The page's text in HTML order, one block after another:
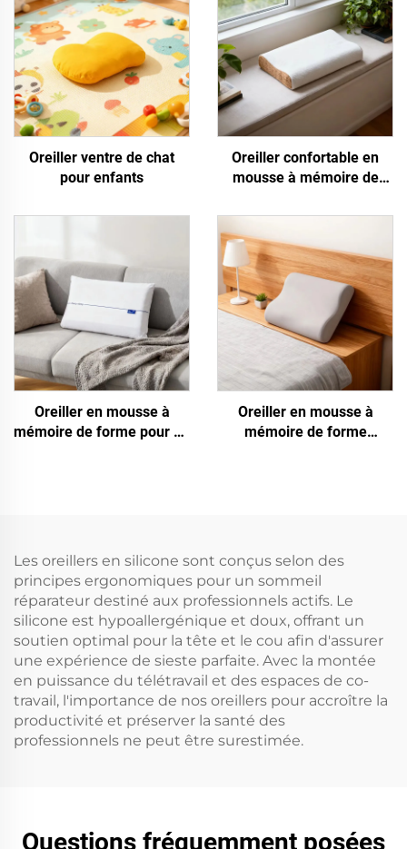
Oreiller ventre de chat
pour enfants
Oreiller confortable en
mousse à mémoire de
Oreiller en mousse à
mémoire de forme pour un
Oreiller en mousse à
mémoire de forme
Les oreillers en silicone sont conçus selon des
principes ergonomiques pour un sommeil
réparateur destiné aux professionnels actifs. Le
silicone est hypoallergénique et doux, offrant un
soutien optimal pour la tête et le cou afin d'assurer
une expérience de sieste parfaite. Avec la montée
en puissance du télétravail et des espaces de co-
travail, l'importance de nos oreillers pour accroître la
productivité et préserver la santé des
professionnels ne peut être surestimée.
Questions fréquemment posées